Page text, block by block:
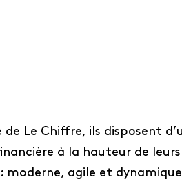
de Le Chiffre, ils disposent
à la hauteur de leurs
moderne, agile et